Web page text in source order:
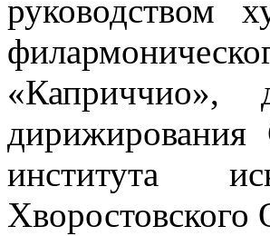
руководством
«Каприччио»,
дирижирования
института